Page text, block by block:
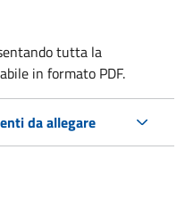
tutta la
in formato PDF.
da allegare